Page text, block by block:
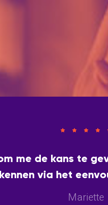
me de kans te
via het
berichtjes. MeerMariette